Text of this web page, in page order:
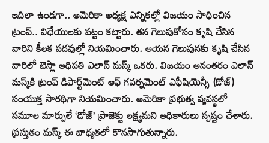
ఇదిలా ఉండగా.. అమెరికా అధ్యక్ష ఎన్నికల్లో విజయం సాధించిన
ట్రంప్‌.. విధేయులకు పట్టం కట్టారు. తన గెలుపుకోసం కృషి చేసిన
వారిని కీలక పదవుల్లో నియమించారు. ఆయన గెలుపునకు కృషి చేసిన
వారిలో టెస్లా అధిపతి ఎలాన్‌ మస్క్ ఒకరు. విజయం అనంతరం ఎలాన్
మస్క్‌కి ట్రంప్ డిపార్ట్‌మెంట్‌ ఆఫ్‌ గవర్నమెంట్‌ ఎఫీషియెన్సీ (డోజ్‌)
సంయుక్త సారథిగా నియమించారు. అమెరికా ప్రభుత్వ వ్యవస్థలో
సమూల మార్పులే ‘డోజ్‌’ ప్రాజెక్టు లక్ష్యమని అధికారులు స్పష్టం చేశారు.
ప్రస్తుతం మస్క్ ఈ బాధ్యతలో కొనసాగుతున్నారు.